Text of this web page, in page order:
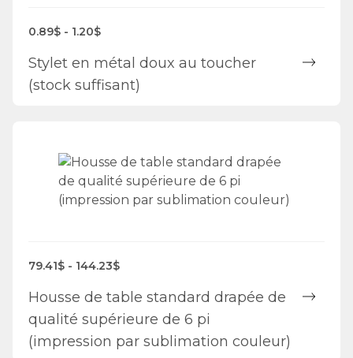
0.89$ - 1.20$
Stylet en métal doux au toucher
(stock suffisant)
79.41$ - 144.23$
Housse de table standard drapée de
qualité supérieure de 6 pi
(impression par sublimation couleur)